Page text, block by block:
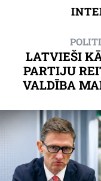
LATVIEŠI
PARTIJU
VALDĪBA